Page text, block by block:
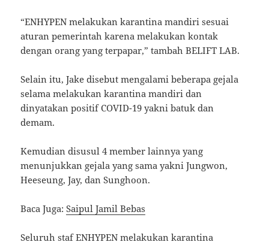
“ENHYPEN melakukan karantina mandiri sesuai
aturan pemerintah karena melakukan kontak
dengan orang yang terpapar,” tambah BELIFT LAB.
Selain itu, Jake disebut mengalami beberapa gejala
selama melakukan karantina mandiri dan
dinyatakan positif COVID-19 yakni batuk dan
demam.
Kemudian disusul 4 member lainnya yang
menunjukkan gejala yang sama yakni Jungwon,
Heeseung, Jay, dan Sunghoon.
Baca Juga:Saipul Jamil Bebas
Seluruh staf ENHYPEN melakukan karantina